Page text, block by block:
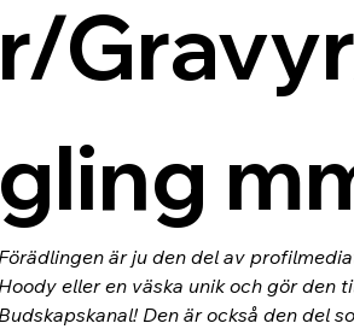
är ju den del av
eller en väska unik och gör den
Den är också den del